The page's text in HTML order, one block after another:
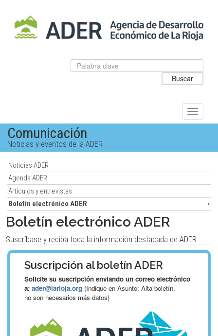
Salto
al
contenido
Datos
para
Introduzca
el
Buscar
Alternar
Comunicación
Noticias y eventos de la ADER
Noticias ADER
Agenda ADER
Artículos y entrevistas
Boletín electrónico ADER
Boletín electrónico ADER
Suscríbase y reciba toda la información destacada de ADER
Suscripción al boletín ADER
Solicite su suscripción enviando un correo electrónico
a: ader@larioja.org (Indique en Asunto: Alta boletín,
no son necesarios más datos)